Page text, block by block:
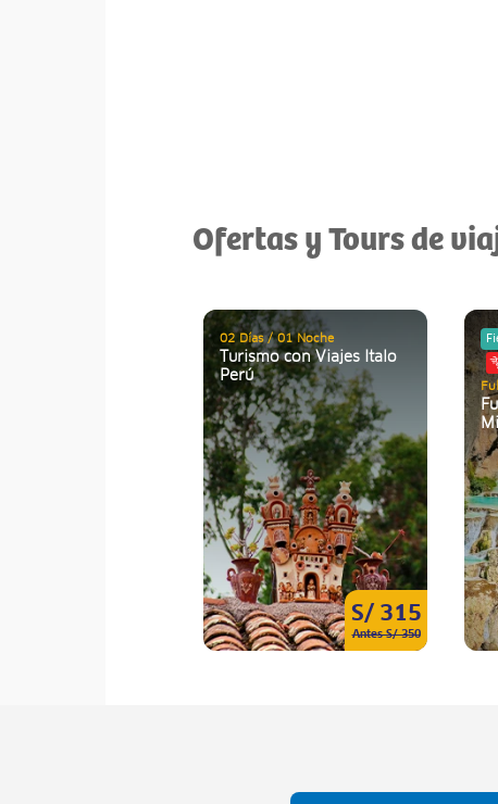
Ofertas y Tours de
S/ 315
Antes S/ 350
02 Días / 01 Noche
Turismo con Viajes Italo
Perú